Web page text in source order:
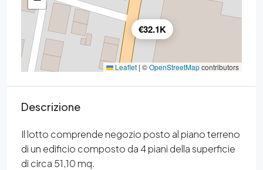
€32.1K
Leaflet | ©OpenStreetMapcontributors
Descrizione
Il lotto comprende negozio posto al piano terreno
di un edificio composto da 4 piani della superficie
di circa 51,10 mq.